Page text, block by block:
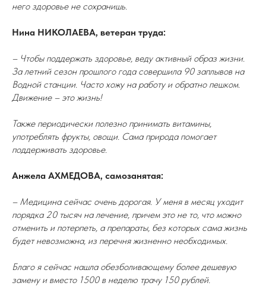
него здоровье не сохранишь.
Нина НИКОЛАЕВА, ветеран труда:
– Чтобы поддержать здоровье, веду активный образ жизни.
За летний сезон прошлого года совершила 90 заплывов на
Водной станции. Часто хожу на работу и обратно пешком.
Движение – это жизнь!
Также периодически полезно принимать витамины,
употреблять фрукты, овощи. Сама природа помогает
поддерживать здоровье.
Анжела АХМЕДОВА, самозанятая:
– Медицина сейчас очень дорогая. У меня в месяц уходит
порядка 20 тысяч на лечение, причем это не то, что можно
отменить и потерпеть, а препараты, без которых сама жизнь
будет невозможна, из перечня жизненно необходимых.
Благо я сейчас нашла обезболивающему более дешевую
замену и вместо 1500 в неделю трачу 150 рублей.